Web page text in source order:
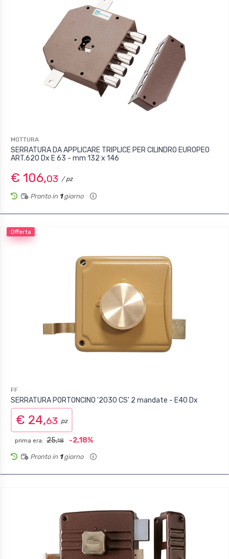
MOTTURA
SERRATURA DA APPLICARE TRIPLICE PER CILINDRO EUROPEO
ART.620 Dx E 63 - mm 132 x 146
€ 106,03 / pz
Pronto in 1giorno
Offerta
FF
SERRATURA PORTONCINO '2030 CS' 2 mandate - E40 Dx
€ 24,63 pz
prima era: 25,18 -2,18%
Pronto in 1giorno